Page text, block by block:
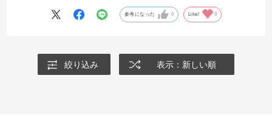
参考になった 0 Like! 0
絞り込み 表示：新しい順